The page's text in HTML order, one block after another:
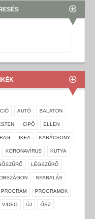
AUTÓ BALATON
CIPŐ ELLEN
IKEA KARÁCSONY
KORONAVÍRUS KUTYA
LÉGSZŰRŐ
NYARALÁS
PROGRAM PROGRAMOK
VIDEO ÚJ ŐSZ